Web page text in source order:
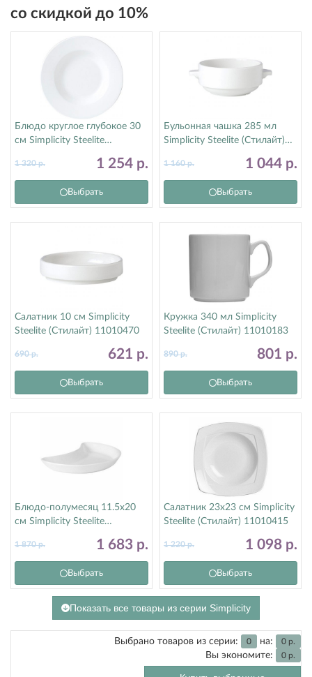
со скидкой до 10%
Блюдо круглое глубокое 30
см Simplicity Steelite
1 254 р.
1 320р.
Выбрать
Бульонная чашка 285 мл
Simplicity Steelite (Стилайт)
1 044 р.
1 160р.
Выбрать
Салатник 10 см Simplicity
Steelite (Стилайт) 11010470
621 р.
690р.
Выбрать
Кружка 340 мл Simplicity
Steelite (Стилайт) 11010183
801 р.
890р.
Выбрать
Блюдо-полумесяц 11.5х20
см Simplicity Steelite
1 683 р.
1 870р.
Выбрать
Салатник 23х23 см Simplicity
Steelite (Стилайт) 11010415
1 098 р.
1 220р.
Выбрать
Показать все товары из серии Simplicity
Выбрано товаров из серии: 0 на: 0 р.
Вы экономите: 0 р.